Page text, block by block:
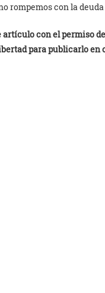
rompemos con la
artículo con el permiso
para publicarlo en